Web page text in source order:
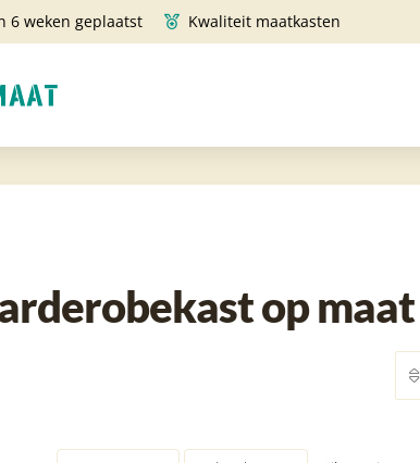
op
6 weken geplaatst Kwaliteit maatkasten